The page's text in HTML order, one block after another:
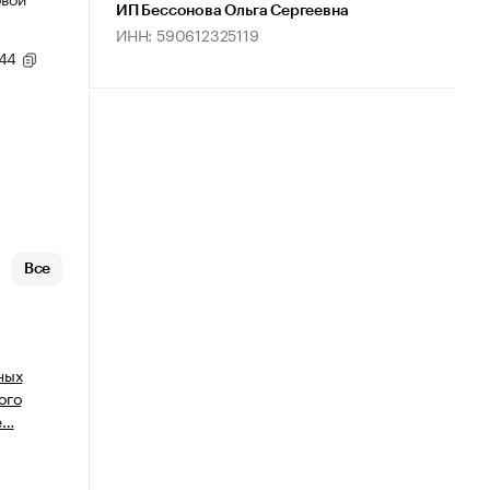
Все
ИП Бессонова Ольга Сергеевна
ИНН: 590612325119